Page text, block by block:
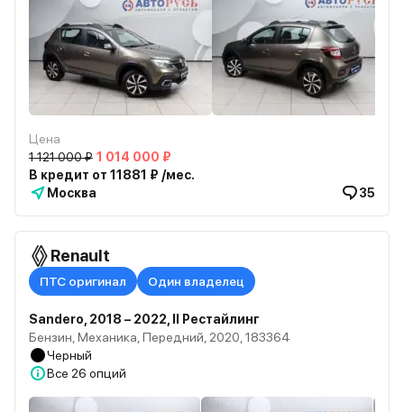
Цена
1 121 000 ₽ 1 014 000 ₽
В кредит от 11881 ₽ /мес.
Москва
35
Renault
ПТС оригинал Один владелец
Sandero, 2018 – 2022, II Рестайлинг
Бензин, Механика, Передний, 2020, 183364
Черный
Все 26 опций